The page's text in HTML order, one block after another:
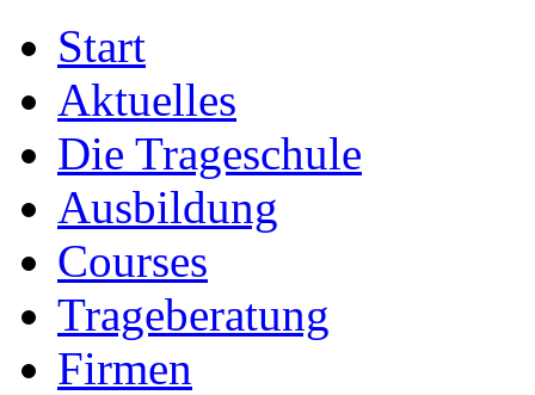
Start
Aktuelles
Die Trageschule
Ausbildung
Courses
Trageberatung
Firmen